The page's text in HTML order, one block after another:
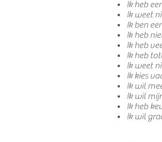
Ik heb
Ik weet
Ik ben
Ik heb
Ik heb
Ik heb
Ik weet
Ik kies
Ik wil
Ik wil
Ik heb
Ik wil